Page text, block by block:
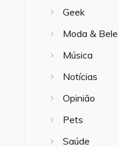
Geek
Moda &
Música
Notícias
Opinião
Pets
Saúde